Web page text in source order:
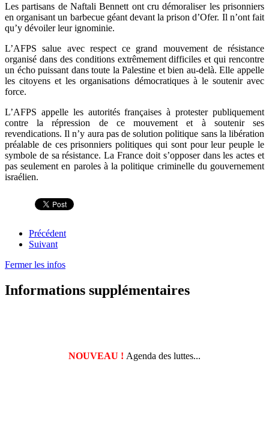
Les partisans de Naftali Bennett ont cru démoraliser les prisonniers
en organisant un barbecue géant devant la prison d’Ofer. Il n’ont fait
qu’y dévoiler leur ignominie.
L’AFPS salue avec respect ce grand mouvement de résistance
organisé dans des conditions extrêmement difficiles et qui rencontre
un écho puissant dans toute la Palestine et bien au-delà. Elle appelle
les citoyens et les organisations démocratiques à le soutenir avec
force.
L’AFPS appelle les autorités françaises à protester publiquement
contre la répression de ce mouvement et à soutenir ses
revendications. Il n’y aura pas de solution politique sans la libération
préalable de ces prisonniers politiques qui sont pour leur peuple le
symbole de sa résistance. La France doit s’opposer dans les actes et
pas seulement en paroles à la politique criminelle du gouvernement
israélien.
Précédent
Suivant
Fermer les infos
Informations supplémentaires
NOUVEAU ! Agenda des luttes...